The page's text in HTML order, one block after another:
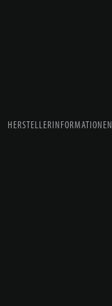
HERSTELLERINFORMATIONEN